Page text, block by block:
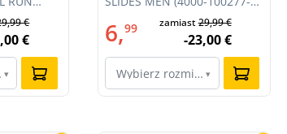
€
€
▾
6,99 zamiast29,99 €
-23,00 €
Wybierz rozmiar…
▾